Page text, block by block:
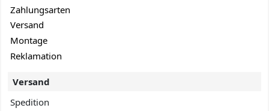
Zahlungsarten
Versand
Montage
Reklamation
Versand
Spedition